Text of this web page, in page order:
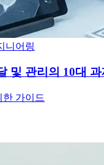
니어링
및 관리의 10대
가이드